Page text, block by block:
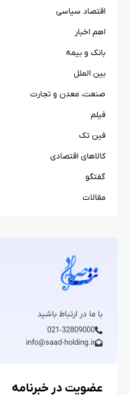
اقتصاد سیاسی
اهم اخبار
بانک و بیمه
بین الملل
صنعت، معدن و تجارت
فیلم
فین تک
کالاهای اقتصادی
گفتگو
مقالات
با ما در ارتباط باشید
021-32809000
info@saad-holding.ir
عضویت در خبرنامه